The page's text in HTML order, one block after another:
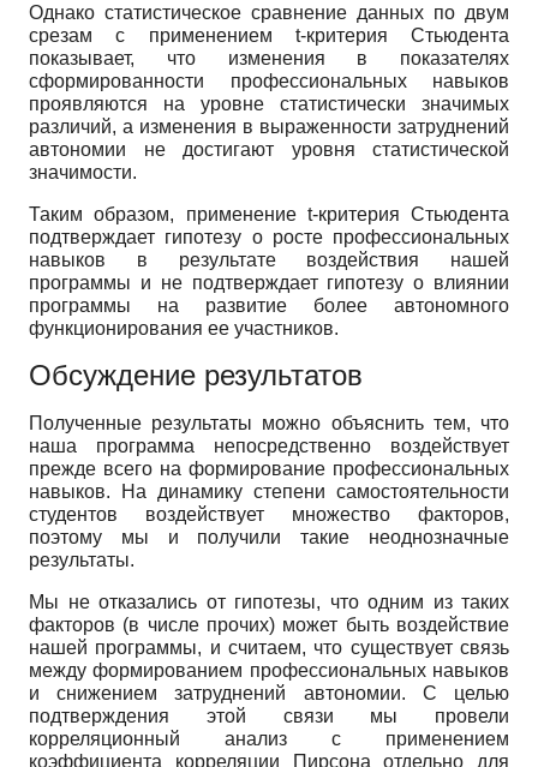
Однако статистическое сравнение данных по двум
срезам с применением t-критерия Стьюдента
показывает, что изменения в показателях
сформированности профессиональных навыков
проявляются на уровне статистически значимых
различий, а изменения в выраженности затруднений
автономии не достигают уровня статистической
значимости.
Таким образом, применение t-критерия Стьюдента
подтверждает гипотезу о росте профессиональных
навыков в результате воздействия нашей
программы и не подтверждает гипотезу о влиянии
программы на развитие более автономного
функционирования ее участников.
Обсуждение результатов
Полученные результаты можно объяснить тем, что
наша программа непосредственно воздействует
прежде всего на формирование профессиональных
навыков. На динамику степени самостоятельности
студентов воздействует множество факторов,
поэтому мы и получили такие неоднозначные
результаты.
Мы не отказались от гипотезы, что одним из таких
факторов (в числе прочих) может быть воздействие
нашей программы, и считаем, что существует связь
между формированием профессиональных навыков
и снижением затруднений автономии. С целью
подтверждения этой связи мы провели
корреляционный анализ с применением
коэффициента корреляции Пирсона отдельно для